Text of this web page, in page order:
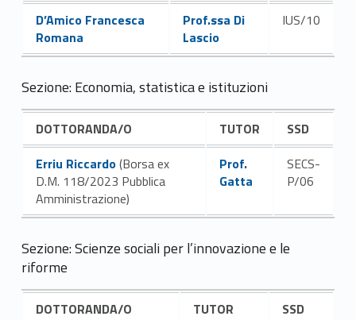
Link identifier #identifier__62382-25
D’Amico Francesca
Romana
Link identifier #identifier__82631-26
Prof.ssa Di
Lascio
IUS/10
Sezione: Economia, statistica e istituzioni
DOTTORANDA/O TUTOR
SSD
Link identifier #identifier__186524-27
Erriu Riccardo(Borsa ex
D.M. 118/2023 Pubblica
Amministrazione)
Link identifier #identifier__159376-28
Prof.
Gatta
SECS-
P/06
Sezione: Scienze sociali per l’innovazione e le
riforme
DOTTORANDA/O TUTOR
SSD